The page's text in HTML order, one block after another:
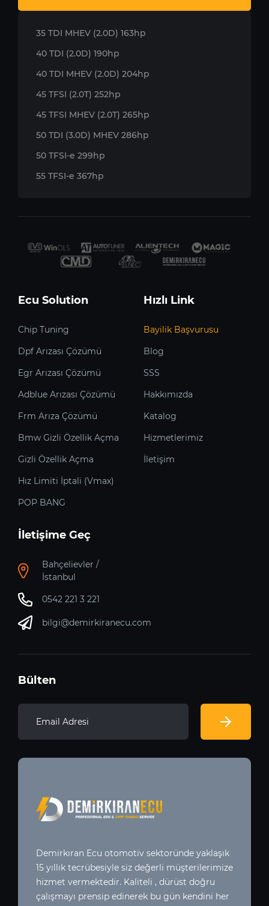
35 TDI MHEV (2.0D) 163hp
40 TDI (2.0D) 190hp
40 TDI MHEV (2.0D) 204hp
45 TFSI (2.0T) 252hp
45 TFSI MHEV (2.0T) 265hp
50 TDI (3.0D) MHEV 286hp
50 TFSI-e 299hp
55 TFSI-e 367hp
Ecu Solution
Chip Tuning
Dpf Arızası Çözümü
Egr Arızası Çözümü
Adblue Arızası Çözümü
Frm Arıza Çözümü
Bmw Gizli Özellik Açma
Gizli Özellik Açma
Hız Limiti İptali (Vmax)
POP BANG
Hızlı Link
Bayilik Başvurusu
Blog
SSS
Hakkımızda
Katalog
Hizmetlerimiz
İletişim
İletişime Geç
Bahçelievler /
İstanbul
0542 221 3 221
bilgi@demirkiranecu.com
Bülten
Demirkıran Ecu otomotiv sektoründe yaklaşık
15 yıllık tecrübesiyle siz değerli müşterilerimize
hizmet vermektedir. Kaliteli , dürüst doğru
çalışmayı prensip edinerek bu gün kendini her